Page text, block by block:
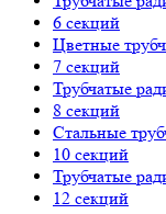
6 секций
Цветные
7 секций
Трубчатые
8 секций
Стальные
10 секций
Трубчатые
12 секций